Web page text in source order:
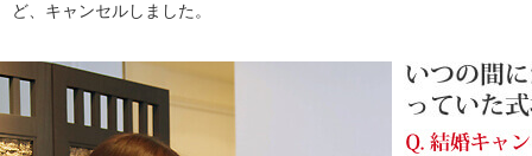
ど、キャンセルしました。